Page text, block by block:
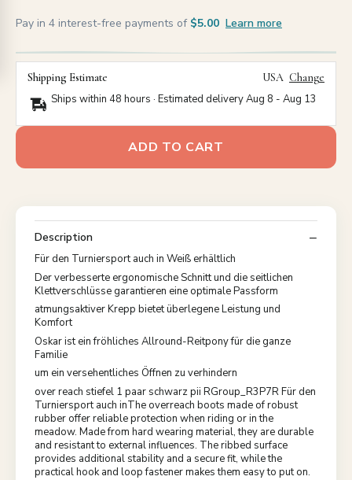
Pay in 4 interest-free payments of $5.00 Learn more
Shipping Estimate USA Change
Ships within 48 hours · Estimated deliveryAug 8 - Aug 13
ADD TO CART
Description
Für den Turniersport auch in Weiß erhältlich
Der verbesserte ergonomische Schnitt und die seitlichen
Klettverschlüsse garantieren eine optimale Passform
atmungsaktiver Krepp bietet überlegene Leistung und
Komfort
Oskar ist ein fröhliches Allround-Reitpony für die ganze
Familie
um ein versehentliches Öffnen zu verhindern
over reach stiefel 1 paar schwarz pii RGroup_R3P7R Für den
Turniersport auch inThe overreach boots made of robust
rubber offer reliable protection when riding or in the
meadow. Made from hard wearing material, they are durable
and resistant to external influences. The ribbed surface
provides additional stability and a secure fit, while the
practical hook and loop fastener makes them easy to put on.